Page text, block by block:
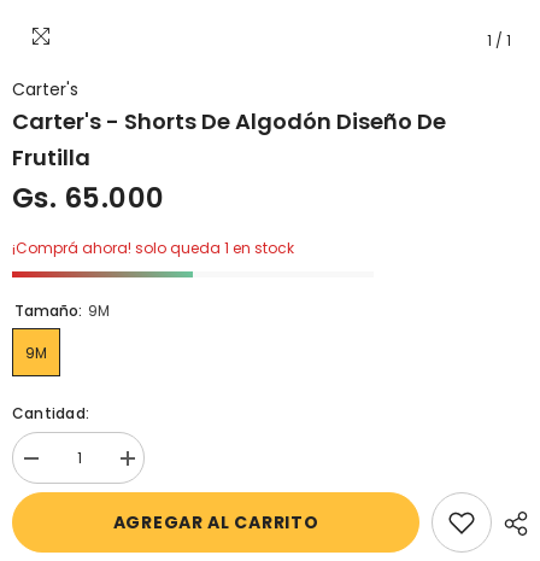
1 / 1
Carter's
Carter's - Shorts De Algodón Diseño De
Frutilla
Gs. 65.000
¡Comprá ahora! solo queda 1 en stock
Tamaño: 9M
9M
Cantidad:
Disminuir
cantidad
Carter&#39;s
Shorts
aumentar
la
para
-
AGREGAR AL CARRITO